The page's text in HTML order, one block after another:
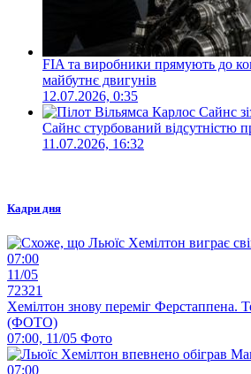
FIA та виробники прямують до
майбутнє двигунів
12.07.2026, 0:35
Сайнс стурбований відсутністю
11.07.2026, 16:32
Кадри дня
07:00
11/05
72321
Хемілтон знову переміг Ферстаппена.
(ФОТО)
07:00, 11/05 Фото
07:00